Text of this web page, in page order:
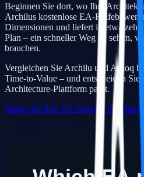
Beginnen Sie dort, wo Ihre
Archilus kostenlose EA-
Dimensionen und liefert in etwa
Plan – ein schneller Weg zu sehen,
brauchen.
Vergleichen Sie Archilu und Ardoq
Time-to-Value – und entscheiden
Architecture-Plattform passt.
Sehen Sie Ihre EA-Reife in 10